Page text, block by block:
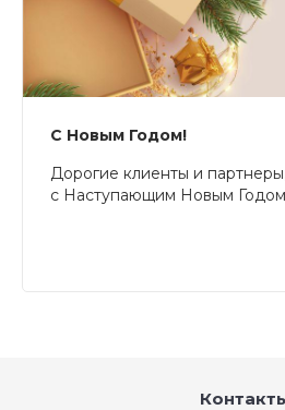
С Новым Годом!
Дорогие клиенты и
с Наступающим Новым